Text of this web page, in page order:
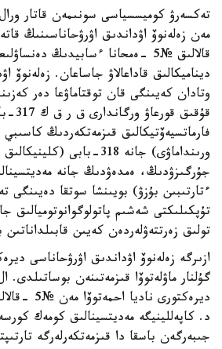
مەن زەلەنوۆ اۋداندىق اۋرۋحاناسىنىڭ
قالالىق №5 -ەمحانا ءسابيدىڭ
ديناميكالىق قاداعالاۋ جاساعان. زەلەنوۆ
وتادان كەيىنگى قان توقتاماۋعا دەر
فارماتسيەۆتيكالىق قىزمەتكەردىڭ
ورىنداماۋى) جانە 318-بابى
جۇرگىزۋدىڭ، ەمدەۋدىڭ جانە
ءتارتىبىن بۇزۋ) بويىنشا سوتقا
تۇپكىلىكتى شەشىم پاتولوگوانوتوميالىق
تولىق زەرتتەۋلەردەن كەيىن قابىلداناتىن
ازىرگە زەلەنوۆ اۋداندىق اۋرۋحاناسى
گۇلنار ماۋلەتوۆا قىزمەتىنەن بوساتىلدى.
ديرەكتورى
د. كاپەللينيگە مەديتسينالىق كومەك
جىبەرگەن باسقا دا قىزمەتكەرلەرگە